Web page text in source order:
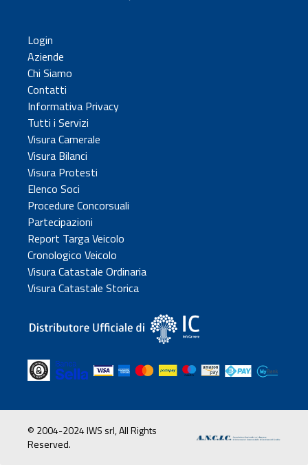
Login
Aziende
Chi Siamo
Contatti
Informativa Privacy
Tutti i Servizi
Visura Camerale
Visura Bilanci
Visura Protesti
Elenco Soci
Procedure Concorsuali
Partecipazioni
Report Targa Veicolo
Cronologico Veicolo
Visura Catastale Ordinaria
Visura Catastale Storica
© 2004-2024 IWS srl, All Rights
Reserved.